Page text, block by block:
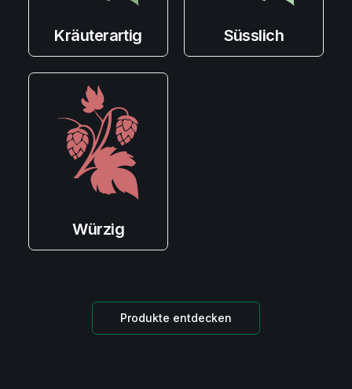
Kräuterartig Süsslich
Würzig
Produkte entdecken